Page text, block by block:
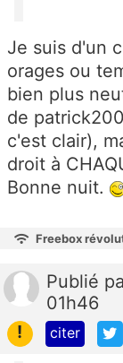
Je suis d'un
orages ou
bien plus
de
c'est clair),
droit à
Bonne nuit.
Freebox
Publié
01h46
!
citer